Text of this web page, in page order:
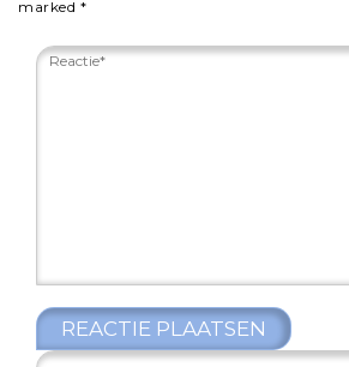
marked *
REACTIE PLAATSEN